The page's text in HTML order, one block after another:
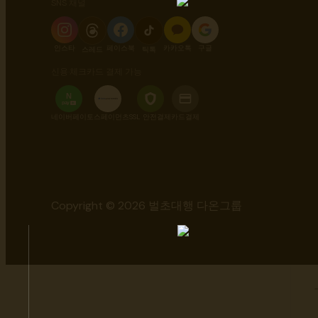
N
Copyright © 2026 벌초대행 다온그룹